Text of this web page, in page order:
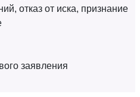
отказ от иска, признание
заявления